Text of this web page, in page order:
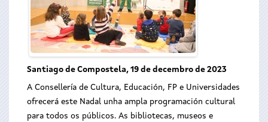
Santiago de Compostela, 19 de decembro de 2023
A Consellería de Cultura, Educación, FP e Universidades
ofrecerá este Nadal unha ampla programación cultural
para todos os públicos. As bibliotecas, museos e